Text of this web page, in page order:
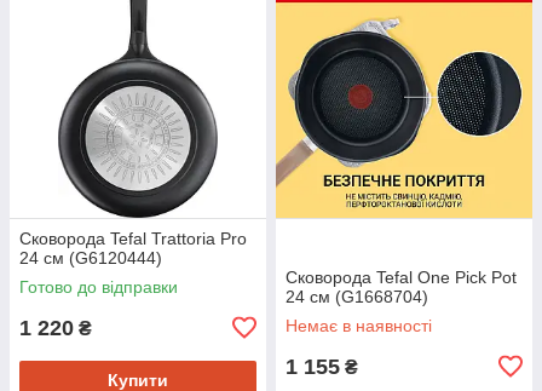
Сковорода Tefal Trattoria Pro
24 см (G6120444)
Готово до відправки
1 220 ₴
Купити
Сковорода Tefal One Pick Pot
24 см (G1668704)
Немає в наявності
1 155 ₴